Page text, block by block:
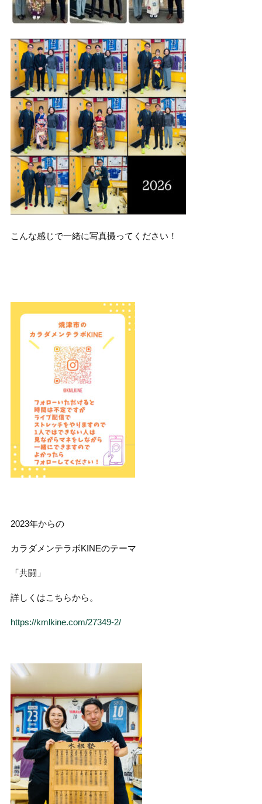
こんな感じで一緒に写真撮ってください！
2023年からの
カラダメンテラボKINEのテーマ
「共闘」
詳しくはこちらから。
https://kmlkine.com/27349-2/